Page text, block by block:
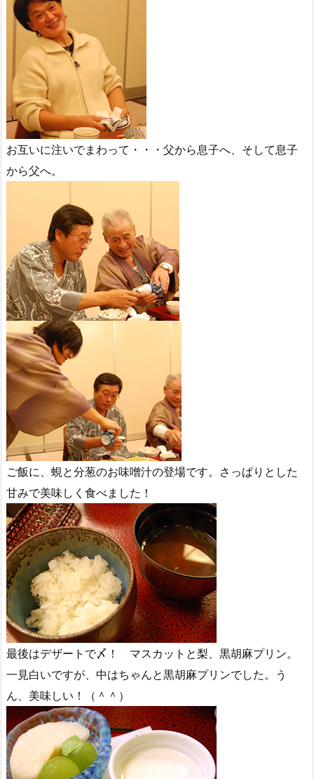
お互いに注いでまわって・・・父から息子へ、そして息子
から父へ。
ご飯に、蜆と分葱のお味噌汁の登場です。さっぱりとした
甘みで美味しく食べました！
最後はデザートで〆！ マスカットと梨、黒胡麻プリン。
一見白いですが、中はちゃんと黒胡麻プリンでした。う
ん、美味しい！（＾＾）